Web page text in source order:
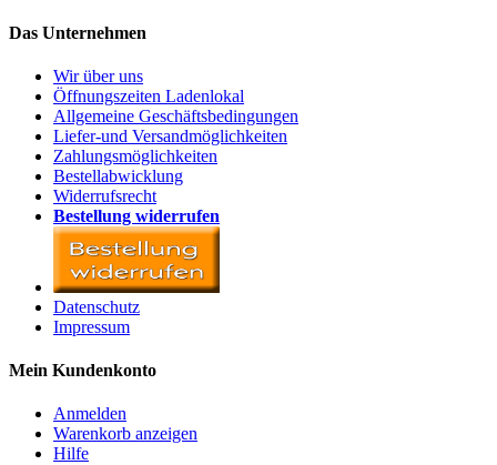
Das Unternehmen
Wir über uns
Öffnungszeiten Ladenlokal
Allgemeine Geschäftsbedingungen
Liefer-und Versandmöglichkeiten
Zahlungsmöglichkeiten
Bestellabwicklung
Widerrufsrecht
Bestellung widerrufen
Datenschutz
Impressum
Mein Kundenkonto
Anmelden
Warenkorb anzeigen
Hilfe